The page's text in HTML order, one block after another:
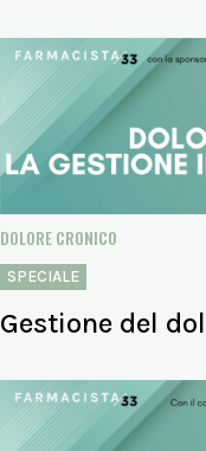
DOLORE CRONICO
SPECIALE
Gestione del